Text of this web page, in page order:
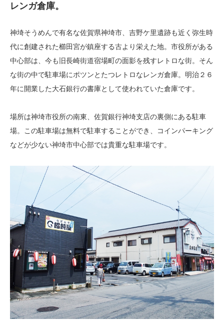
レンガ倉庫。
神埼そうめんで有名な佐賀県神埼市、吉野ケ里遺跡も近く弥生時
代に創建された櫛田宮が鎮座する古より栄えた地。市役所がある
中心部は、今も旧長崎街道宿場町の面影を残すレトロな街。そん
な街の中で駐車場にポツンとたつレトロなレンガ倉庫。明治２６
年に開業した大石銀行の書庫として使われていた倉庫です。
場所は神埼市役所の南東、佐賀銀行神埼支店の裏側にある駐車
場。この駐車場は無料で駐車することができ、コインパーキング
などが少ない神埼市中心部では貴重な駐車場です。